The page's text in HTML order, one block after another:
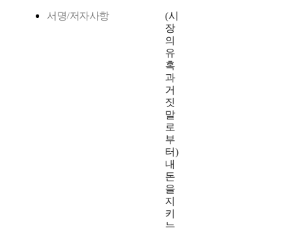
서명/저자사항
(시
장
의
유
혹
과
거
짓
말
로
부
터)
내
돈
을
지
키